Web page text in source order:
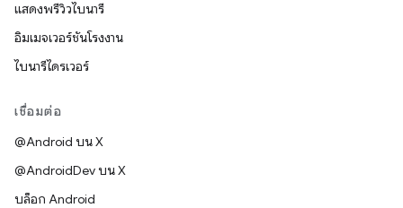
แสดงพรีวิวไบนารี
อิมเมจเวอร์ชันโรงงาน
ไบนารีไดรเวอร์
เชื่อมต่อ
@Android บน X
@AndroidDev บน X
บล็อก Android